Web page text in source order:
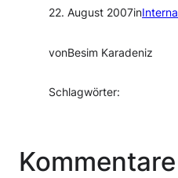
22. August 2007inInterna
vonBesim Karadeniz
Schlagwörter:
Kommentare